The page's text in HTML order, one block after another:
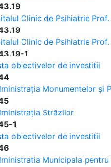
Clinic de Psihiatrie
Clinic de Psihiatrie
1
obiectivelor de investitii
Monumentelor și
Străzilor
1
obiectivelor de investitii
Municipala